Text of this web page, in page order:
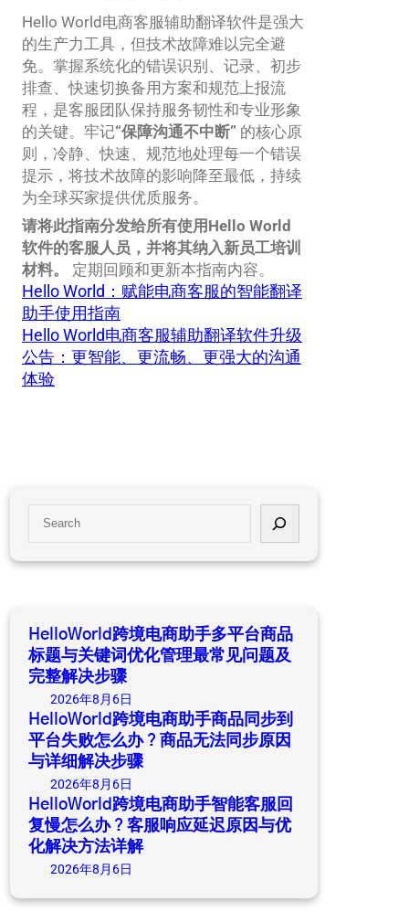
Hello World电商客服辅助翻译软件是强大
的生产力工具，但技术故障难以完全避
免。掌握系统化的错误识别、记录、初步
排查、快速切换备用方案和规范上报流
程，是客服团队保持服务韧性和专业形象
的关键。牢记“保障沟通不中断” 的核心原
则，冷静、快速、规范地处理每一个错误
提示，将技术故障的影响降至最低，持续
为全球买家提供优质服务。
请将此指南分发给所有使用Hello World
软件的客服人员，并将其纳入新员工培训
材料。
定期回顾和更新本指南内容。
Hello World：赋能电商客服的智能翻译
助手使用指南
Hello World电商客服辅助翻译软件升级
公告：更智能、更流畅、更强大的沟通
体验
a
h
HelloWorld跨境电商助手多平台商品
标题与关键词优化管理最常见问题及
完整解决步骤
2026年8月6日
HelloWorld跨境电商助手商品同步到
平台失败怎么办？商品无法同步原因
与详细解决步骤
2026年8月6日
HelloWorld跨境电商助手智能客服回
复慢怎么办？客服响应延迟原因与优
化解决方法详解
2026年8月6日